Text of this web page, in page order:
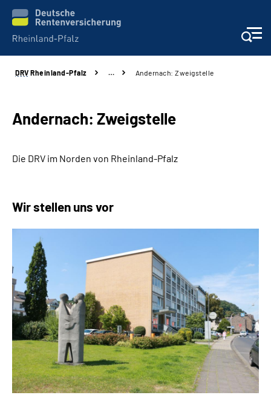
Unsere Leistungen
Beratung
Presse
Über uns
Inhalte in Gebärdensprache (DGS)
Leichte Sprache
Suche
DRV Rheinland-Pfalz … Andernach: Zweigstelle
Andernach: Zweigstelle
Die DRV im Norden von Rheinland-Pfalz
Wir stellen uns vor